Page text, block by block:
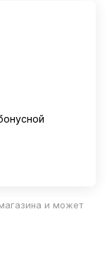
и может